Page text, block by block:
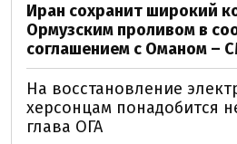
Иран сохранит широкий
Ормузским проливом в
соглашением с Оманом –
На восстановление
херсонцам понадобится
глава ОГА